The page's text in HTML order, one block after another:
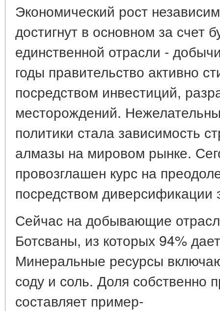
Экономический рост
достигнут в основном за счет
единственной отрасли -
годы правительство активно
посредством инвестиций,
месторождений.
политики стала зависимость
алмазы на мировом рынке.
провозглашен курс на
посредством диверсификации
Сейчас на добывающие
Ботсваны, из которых 94%
Минеральные ресурсы
соду и соль. Доля собственно
составляет пример-